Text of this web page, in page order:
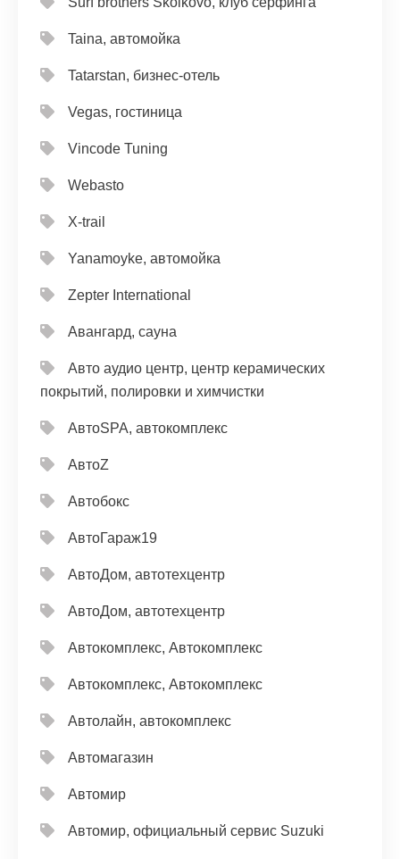
Taina, автомойка
Tatarstan, бизнес-отель
Vegas, гостиница
Vincode Tuning
Webasto
X-trail
Yanamoyke, автомойка
Zepter International
Авангард, сауна
Авто аудио центр, центр керамических
покрытий, полировки и химчистки
АвтоSPA, автокомплекс
АвтоZ
Автобокс
АвтоГараж19
АвтоДом, автотехцентр
АвтоДом, автотехцентр
Автокомплекс, Автокомплекс
Автокомплекс, Автокомплекс
Автолайн, автокомплекс
Автомагазин
Автомир
Автомир, официальный сервис Suzuki